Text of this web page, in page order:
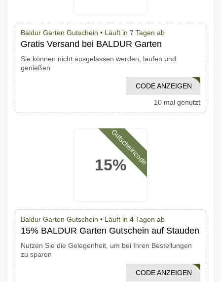
Baldur Garten Gutschein • Läuft in 7 Tagen ab
Gratis Versand bei BALDUR Garten
Sie können nicht ausgelassen werden, laufen und
genießen
BAB289
CODE ANZEIGEN
10 mal genutzt
15%Gutscheincode
Baldur Garten Gutschein • Läuft in 4 Tagen ab
15% BALDUR Garten Gutschein auf Stauden
Nutzen Sie die Gelegenheit, um bei Ihren Bestellungen
zu sparen
STA525
CODE ANZEIGEN